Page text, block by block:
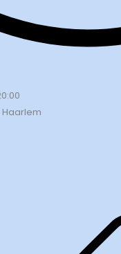
Haarlem